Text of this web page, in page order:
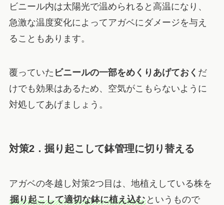
ビニール内は太陽光で温められると高温になり、
急激な温度変化によってアガベにダメージを与え
ることもあります。
覆っていた ビニールの一部をめくりあげておく だ
けでも効果はあるため、空気がこもらないように
対処してあげましょう。
対策2．掘り起こして鉢管理に切り替える
アガベの冬越し対策2つ目は、地植えしている株を
掘り起こして適切な鉢に植え込むというもので